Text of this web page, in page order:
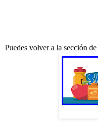
Puedes volver a la sección de